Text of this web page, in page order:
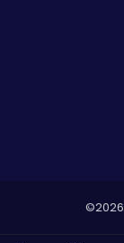
©2026